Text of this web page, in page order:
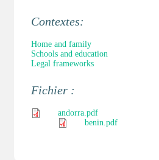
Contextes:
Home and family
Schools and education
Legal frameworks
Fichier :
andorra.pdf
benin.pdf